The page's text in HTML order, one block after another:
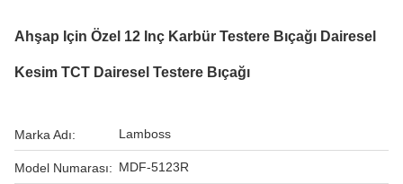
Ahşap Için Özel 12 Inç Karbür Testere Bıçağı Dairesel
Kesim TCT Dairesel Testere Bıçağı
Marka Adı: Lamboss
Model Numarası: MDF-5123R